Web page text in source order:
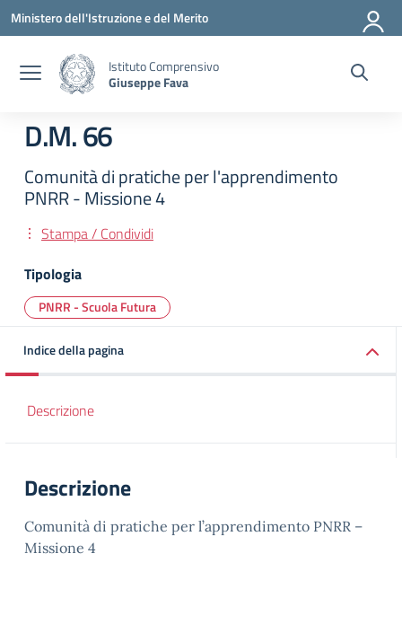
Vai ai contenuti
Vai al menu di navigazione
Vai al footer
Ministero dell'Istruzione e del Merito
Istituto Comprensivo
Giuseppe Fava
D.M. 66
Comunità di pratiche per l'apprendimento
PNRR - Missione 4
Stampa / Condividi
Tipologia
PNRR - Scuola Futura
Indice della pagina
Descrizione
Descrizione
Comunità di pratiche per l’apprendimento PNRR –
Missione 4